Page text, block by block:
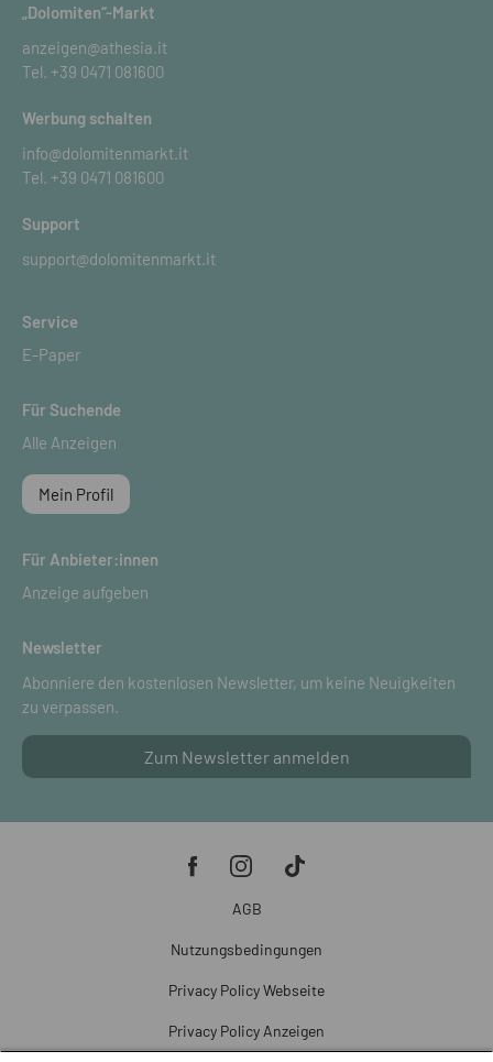
„Dolomiten“-Markt
anzeigen@athesia.it
Tel. +39 0471 081600
Werbung schalten
info@dolomitenmarkt.it
Tel. +39 0471 081600
Support
support@dolomitenmarkt.it
Service
E-Paper
Für Suchende
Alle Anzeigen
Mein Profil
Für Anbieter:innen
Anzeige aufgeben
Newsletter
Abonniere den kostenlosen Newsletter, um keine Neuigkeiten
zu verpassen.
Zum Newsletter anmelden
AGB
Nutzungsbedingungen
Privacy Policy Webseite
Privacy Policy Anzeigen